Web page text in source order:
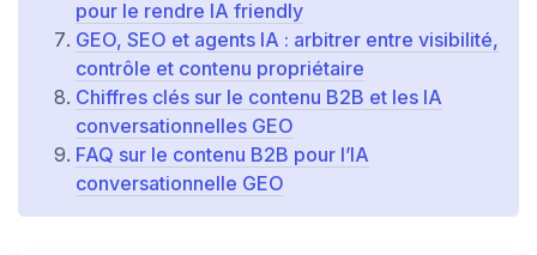
pour le rendre IA friendly
GEO, SEO et agents IA : arbitrer entre visibilité,
contrôle et contenu propriétaire
Chiffres clés sur le contenu B2B et les IA
conversationnelles GEO
FAQ sur le contenu B2B pour l’IA
conversationnelle GEO